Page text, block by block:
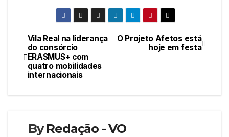
Navegação
de
O Projeto Afetos está
hoje em festa
Vila Real na liderança
do consórcio
ERASMUS+ com
quatro mobilidades
internacionais
ByRedação - VO